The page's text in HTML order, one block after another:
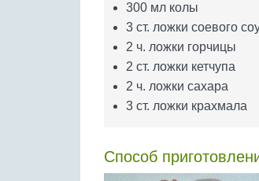
300 мл колы
3 ст. ложки соевого
2 ч. ложки горчицы
2 ст. ложки кетчупа
2 ч. ложки сахара
3 ст. ложки крахмала
Способ